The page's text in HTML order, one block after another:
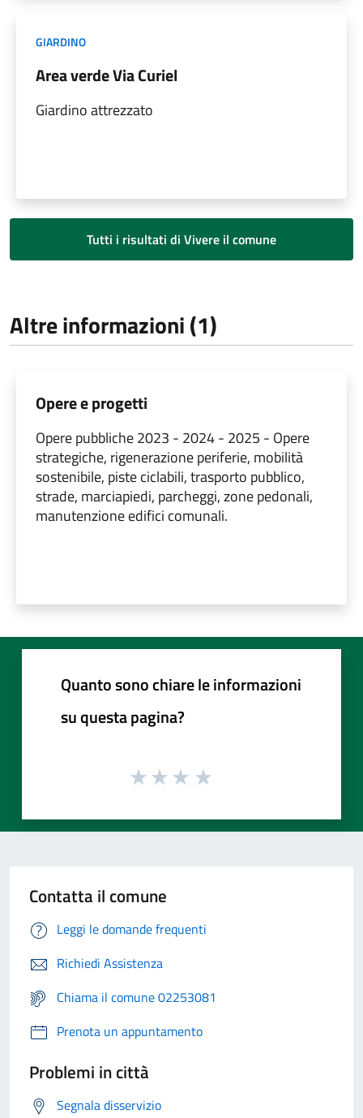
GIARDINO
Area verde Via Curiel
Giardino attrezzato
Tutti i risultati di Vivere il comune
Altre informazioni (1)
Opere e progetti
Opere pubbliche 2023 - 2024 - 2025 - Opere
strategiche, rigenerazione periferie, mobilità
sostenibile, piste ciclabili, trasporto pubblico,
strade, marciapiedi, parcheggi, zone pedonali,
manutenzione edifici comunali.
Quanto sono chiare le informazioni
su questa pagina?
Contatta il comune
Leggi le domande frequenti
Richiedi Assistenza
Chiama il comune 02253081
Prenota un appuntamento
Problemi in città
Segnala disservizio